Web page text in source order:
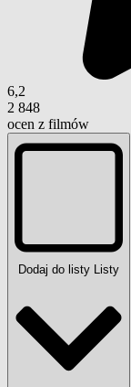
6,2
2 848
ocen z filmów
Dodaj do listy Listy